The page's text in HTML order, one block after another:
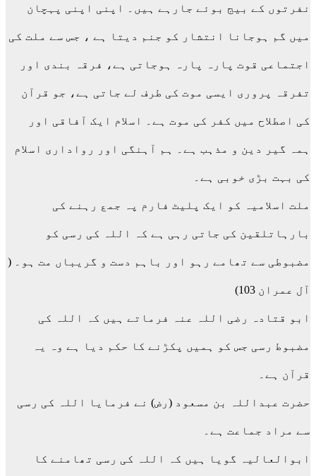
نفرتوں کے بیج بوئے جارہے ہیں۔ اپنی اپنی پہچان
میں گم ہوجانا انتشار کو جنم دیتا ہے ، جس سے ملت کی
اجتماعی قوت پارہ پارہ ہوجاتی ہے، فرقہ بندی اور
تفرقہ پروری ایسی موت کی طرف لے جاتی ہے، جو قرآن
کی اصطلاح میں کفر کی موت ہے۔ اسلام ایک آفاقی اور
ہمہ گیر دین و مذہب ہے۔ ہم آہنگی اور رواداری اسلام
کی بہت بڑی خوبی ہے۔
ملت اسلامیہ کو ایک پلیٹ فارم پہ جمع رہنے کی
بارہاتلقین کی جاتی رہی ہے کہ اللہ کی رسی کو
مضبوطی سے تھامے رہو اور باہم دست و گریباں مت ہو۔ (
آل عمران 103)
ابو قتادہ رضی اللہ عنہ فرماتے ہیں کہ اللہ کی
مضبوط رسی جس کو ہمیں پکڑنے کا حکم دیا ہے وہ یہ
قرآن ہے۔
حضرت عبداللہ بن مسعود (رض) نے فرمایا اللہ کی رسی
سے مراد جماعت ہے۔
ابوالعالیہ گویا ہیں کہ اللہ کی رسی تھامنے کا